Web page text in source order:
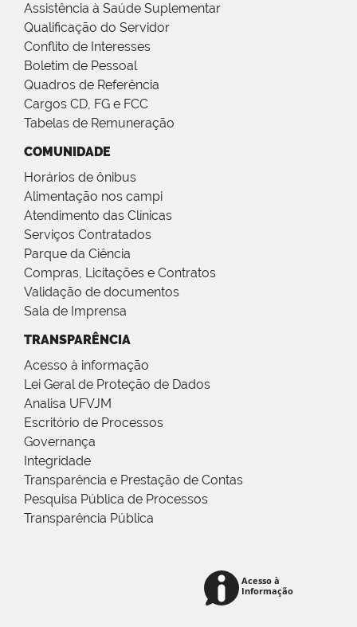
Assistência à Saúde Suplementar
Qualificação do Servidor
Conflito de Interesses
Boletim de Pessoal
Quadros de Referência
Cargos CD, FG e FCC
Tabelas de Remuneração
COMUNIDADE
Horários de ônibus
Alimentação nos campi
Atendimento das Clínicas
Serviços Contratados
Parque da Ciência
Compras, Licitações e Contratos
Validação de documentos
Sala de Imprensa
TRANSPARÊNCIA
Acesso à informação
Lei Geral de Proteção de Dados
Analisa UFVJM
Escritório de Processos
Governança
Integridade
Transparência e Prestação de Contas
Pesquisa Pública de Processos
Transparência Pública